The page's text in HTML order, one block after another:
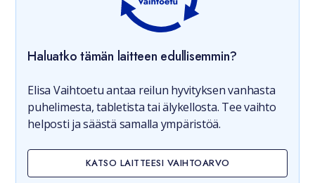
Haluatko tämän laitteen edullisemmin?
Elisa Vaihtoetu antaa reilun hyvityksen vanhasta
puhelimesta, tabletista tai älykellosta. Tee vaihto
helposti ja säästä samalla ympäristöä.
KATSO LAITTEESI VAIHTOARVO